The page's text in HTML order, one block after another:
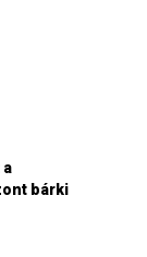
a
bárki